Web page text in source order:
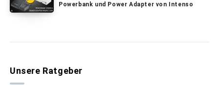
Powerbank und Power Adapter von Intenso
Unsere Ratgeber